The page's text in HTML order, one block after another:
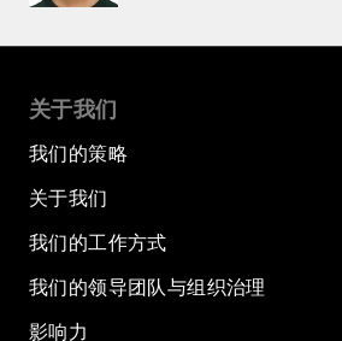
关于我们
我们的策略
关于我们
我们的工作方式
我们的领导团队与组织治理
影响力